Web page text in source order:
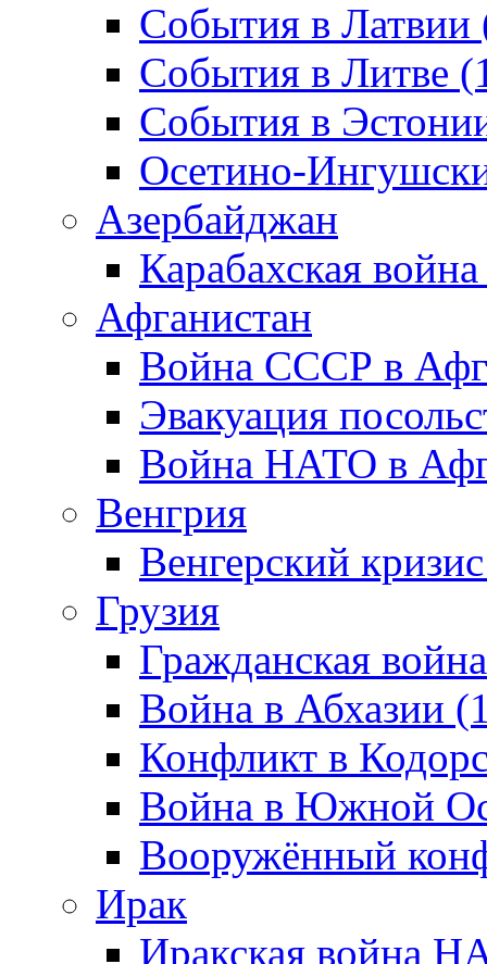
События в Латвии
События в Литве
События в
Осетино-
Азербайджан
Карабахская
Афганистан
Война СССР в
Эвакуация
Война НАТО в
Венгрия
Венгерский
Грузия
Гражданская
Война в Абхазии
Конфликт в
Война в Южной
Вооружённый
Ирак
Иракская война